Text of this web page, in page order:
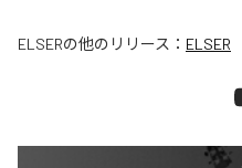
ELSERの他のリリース： ELSER